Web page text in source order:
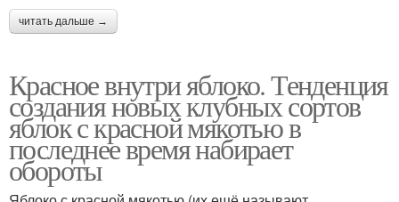
читать дальше →
Красное внутри яблоко. Тенденция
создания новых клубных сортов
яблок с красной мякотью в
последнее время набирает
обороты